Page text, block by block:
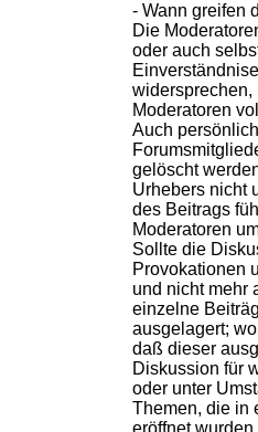
- Wann greifen
Die
oder auch
widersprechen,
Moderatoren
Auch
gelöscht
Urhebers nicht
des Beitrags
Moderatoren
Sollte die
Provokationen
und nicht mehr
einzelne
ausgelagert;
daß dieser
Diskussion für
oder unter
Themen, die in